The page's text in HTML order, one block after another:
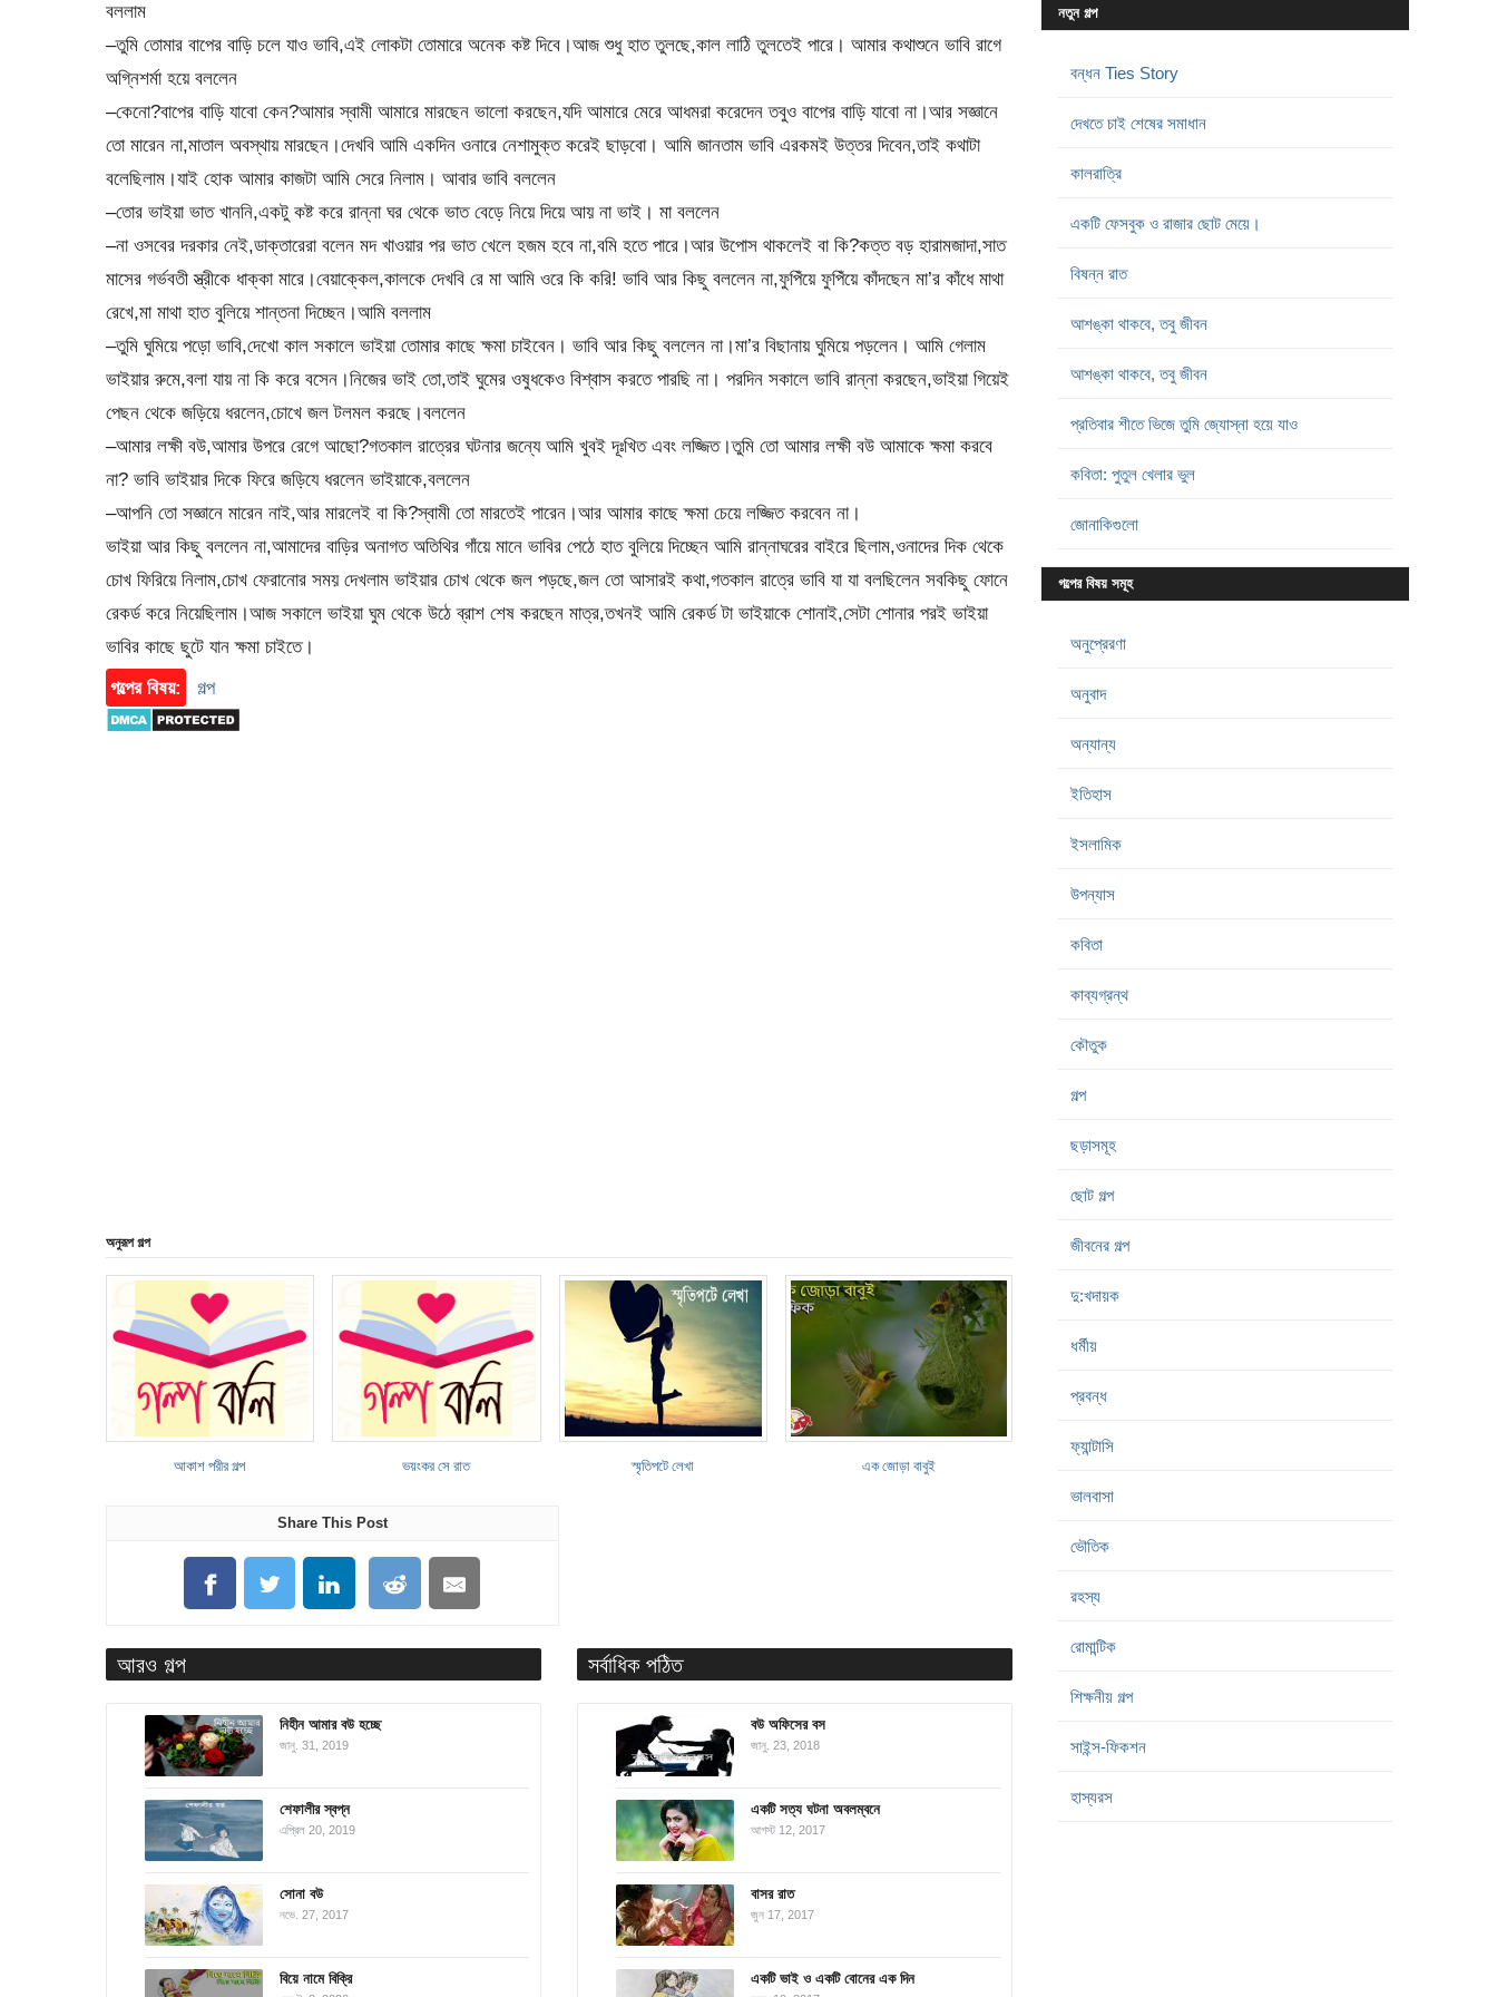
বললাম
–তুমি তোমার বাপের বাড়ি চলে যাও ভাবি,এই লোকটা তোমারে অনেক কষ্ট দিবে।আজ শুধু হাত তুলছে,কাল লাঠি তুলতেই পারে। আমার কথাশুনে ভাবি রাগে
অগ্নিশর্মা হয়ে বললেন
–কেনো?বাপের বাড়ি যাবো কেন?আমার স্বামী আমারে মারছেন ভালো করছেন,যদি আমারে মেরে আধমরা করেদেন তবুও বাপের বাড়ি যাবো না।আর সজ্ঞানে
তো মারেন না,মাতাল অবস্থায় মারছেন।দেখবি আমি একদিন ওনারে নেশামুক্ত করেই ছাড়বো। আমি জানতাম ভাবি এরকমই উত্তর দিবেন,তাই কথাটা
বলেছিলাম।যাই হোক আমার কাজটা আমি সেরে নিলাম। আবার ভাবি বললেন
–তোর ভাইয়া ভাত খাননি,একটু কষ্ট করে রান্না ঘর থেকে ভাত বেড়ে নিয়ে দিয়ে আয় না ভাই। মা বললেন
–না ওসবের দরকার নেই,ডাক্তারেরা বলেন মদ খাওয়ার পর ভাত খেলে হজম হবে না,বমি হতে পারে।আর উপোস থাকলেই বা কি?কত্ত বড় হারামজাদা,সাত
মাসের গর্ভবতী স্ত্রীকে ধাক্কা মারে।বেয়াক্কেল,কালকে দেখবি রে মা আমি ওরে কি করি! ভাবি আর কিছু বললেন না,ফুপিঁয়ে ফুপিঁয়ে কাঁদছেন মা’র কাঁধে মাথা
রেখে,মা মাথা হাত বুলিয়ে শান্তনা দিচ্ছেন।আমি বললাম
–তুমি ঘুমিয়ে পড়ো ভাবি,দেখো কাল সকালে ভাইয়া তোমার কাছে ক্ষমা চাইবেন। ভাবি আর কিছু বললেন না।মা’র বিছানায় ঘুমিয়ে পড়লেন। আমি গেলাম
ভাইয়ার রুমে,বলা যায় না কি করে বসেন।নিজের ভাই তো,তাই ঘুমের ওষুধকেও বিশ্বাস করতে পারছি না। পরদিন সকালে ভাবি রান্না করছেন,ভাইয়া গিয়েই
পেছন থেকে জড়িয়ে ধরলেন,চোখে জল টলমল করছে।বললেন
–আমার লক্ষী বউ,আমার উপরে রেগে আছো?গতকাল রাত্রের ঘটনার জন্যে আমি খুবই দূঃখিত এবং লজ্জিত।তুমি তো আমার লক্ষী বউ আমাকে ক্ষমা করবে
না? ভাবি ভাইয়ার দিকে ফিরে জড়িযে ধরলেন ভাইয়াকে,বললেন
–আপনি তো সজ্ঞানে মারেন নাই,আর মারলেই বা কি?স্বামী তো মারতেই পারেন।আর আমার কাছে ক্ষমা চেয়ে লজ্জিত করবেন না।
ভাইয়া আর কিছু বললেন না,আমাদের বাড়ির অনাগত অতিথির গাঁয়ে মানে ভাবির পেঠে হাত বুলিয়ে দিচ্ছেন আমি রান্নাঘরের বাইরে ছিলাম,ওনাদের দিক থেকে
চোখ ফিরিয়ে নিলাম,চোখ ফেরানোর সময় দেখলাম ভাইয়ার চোখ থেকে জল পড়ছে,জল তো আসারই কথা,গতকাল রাত্রে ভাবি যা যা বলছিলেন সবকিছু ফোনে
রেকর্ড করে নিয়েছিলাম।আজ সকালে ভাইয়া ঘুম থেকে উঠে ব্রাশ শেষ করছেন মাত্র,তখনই আমি রেকর্ড টা ভাইয়াকে শোনাই,সেটা শোনার পরই ভাইয়া
ভাবির কাছে ছুটে যান ক্ষমা চাইতে।
গল্পের বিষয়:
গল্প
অনুরূপ গল্প
আকাশ পরীর গল্প ভয়ংকর সে রাত স্মৃতিপটে লেখা এক জোড়া বাবুই
Share This Post
আরও গল্প
নিহীন আমার বউ হচ্ছে
জানু. 31, 2019
শেফালীর স্বপ্ন
এপ্রিল 20, 2019
সোনা বউ
নভে. 27, 2017
বিয়ে নামে বিক্রি
সর্বাধিক পঠিত
বউ অফিসের বস
জানু. 23, 2018
একটি সত্য ঘটনা অবলম্বনে
আগস্ট 12, 2017
বাসর রাত
জুন 17, 2017
একটি ভাই ও একটি বোনের এক দিন
নতুন গল্প
বন্ধন Ties Story
দেখতে চাই শেষের সমাধান
কালরাত্রি
একটি ফেসবুক ও রাজার ছোট মেয়ে।
বিষন্ন রাত
আশঙ্কা থাকবে, তবু জীবন
আশঙ্কা থাকবে, তবু জীবন
প্রতিবার শীতে ভিজে তুমি জ্যোস্না হয়ে যাও
কবিতা: পুতুল খেলার ভুল
জোনাকিগুলো
গল্পের বিষয় সমূহ
অনুপ্রেরণা
অনুবাদ
অন্যান্য
ইতিহাস
ইসলামিক
উপন্যাস
কবিতা
কাব্যগ্রন্থ
কৌতুক
গল্প
ছড়াসমূহ
ছোট গল্প
জীবনের গল্প
দু:খদায়ক
ধর্মীয়
প্রবন্ধ
ফ্যান্টাসি
ভালবাসা
ভৌতিক
রহস্য
রোমান্টিক
শিক্ষনীয় গল্প
সাইন্স-ফিকশন
হাস্যরস